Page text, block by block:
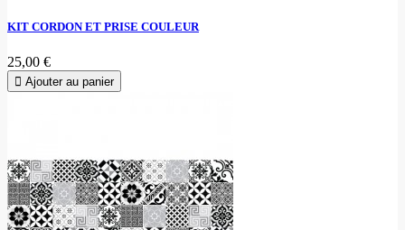
KIT CORDON ET PRISE COULEUR
25,00 €
Ajouter au panier